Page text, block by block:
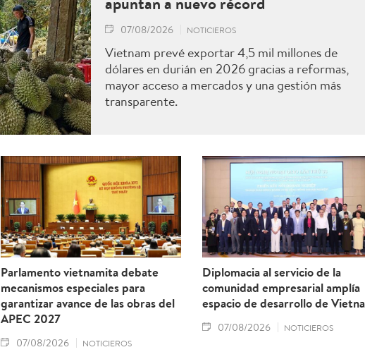
07/08/2026 NOTICIEROS
Vietnam prevé exportar 4,5 mil millones de
dólares en durián en 2026 gracias a reformas,
mayor acceso a mercados y una gestión más
transparente.
Parlamento vietnamita debate
mecanismos especiales para
garantizar avance de las obras del
APEC 2027
07/08/2026 NOTICIEROS
Diplomacia al servicio de la
comunidad empresarial amplía
espacio de desarrollo de
07/08/2026 NOTICIEROS